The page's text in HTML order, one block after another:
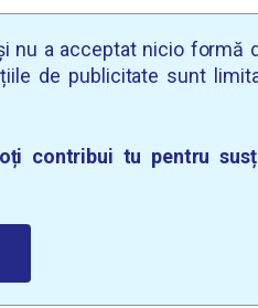
nu a acceptat nicio formă
de publicitate sunt
contribui tu pentru